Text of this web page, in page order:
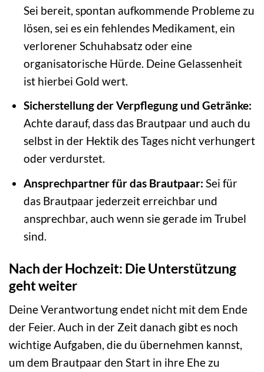
Sei bereit, spontan aufkommende Probleme zu
lösen, sei es ein fehlendes Medikament, ein
verlorener Schuhabsatz oder eine
organisatorische Hürde. Deine Gelassenheit
ist hierbei Gold wert.
Sicherstellung der Verpflegung und Getränke:
Achte darauf, dass das Brautpaar und auch du
selbst in der Hektik des Tages nicht verhungert
oder verdurstet.
Ansprechpartner für das Brautpaar: Sei für
das Brautpaar jederzeit erreichbar und
ansprechbar, auch wenn sie gerade im Trubel
sind.
Nach der Hochzeit: Die Unterstützung
geht weiter
Deine Verantwortung endet nicht mit dem Ende
der Feier. Auch in der Zeit danach gibt es noch
wichtige Aufgaben, die du übernehmen kannst,
um dem Brautpaar den Start in ihre Ehe zu